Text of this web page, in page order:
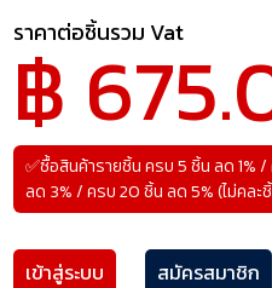
ราคาต่อชิ้นรวม Vat
฿
✅ซื้อสินค้ารายชิ้น ครบ 5 ชิ้น ลด 1%
ลด 3% / ครบ 20 ชิ้น ลด 5% (ไม่คละ
เข้าสู่ระบบ
สมัครสมาชิก